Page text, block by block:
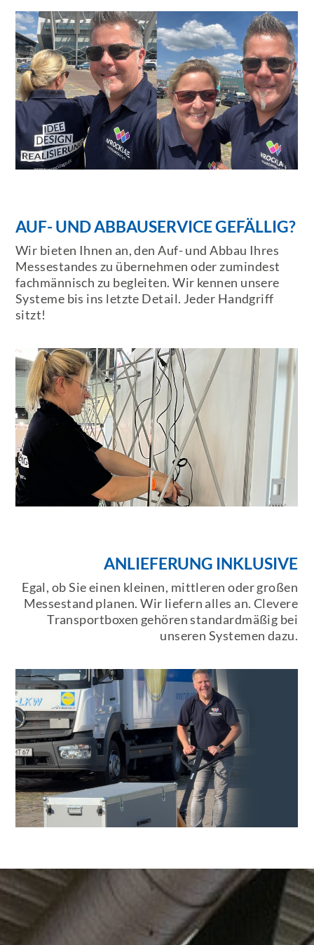
AUF- UND ABBAUSERVICE GEFÄLLIG?
Wir bieten Ihnen an, den Auf- und Abbau Ihres
Messestandes zu übernehmen oder zumindest
fachmännisch zu begleiten. Wir kennen unsere
Systeme bis ins letzte Detail. Jeder Handgriff
sitzt!
ANLIEFERUNG INKLUSIVE
Egal, ob Sie einen kleinen, mittleren oder großen
Messestand planen. Wir liefern alles an. Clevere
Transportboxen gehören standardmäßig bei
unseren Systemen dazu.